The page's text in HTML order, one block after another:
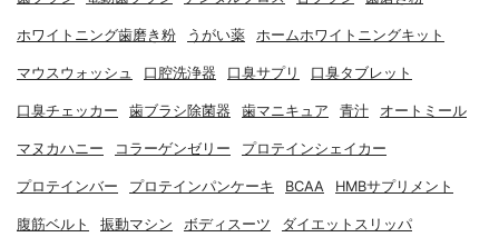
ホワイトニング歯磨き粉 うがい薬 ホームホワイトニングキット
マウスウォッシュ 口腔洗浄器 口臭サプリ 口臭タブレット
口臭チェッカー 歯ブラシ除菌器 歯マニキュア 青汁 オートミール
マヌカハニー コラーゲンゼリー プロテインシェイカー
プロテインバー プロテインパンケーキ BCAA HMBサプリメント
腹筋ベルト 振動マシン ボディスーツ ダイエットスリッパ